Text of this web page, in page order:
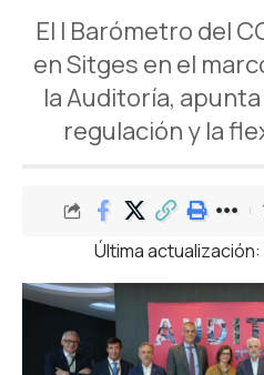
El I Barómetro del
en Sitges en el
la Auditoría,
regulación y la
Última